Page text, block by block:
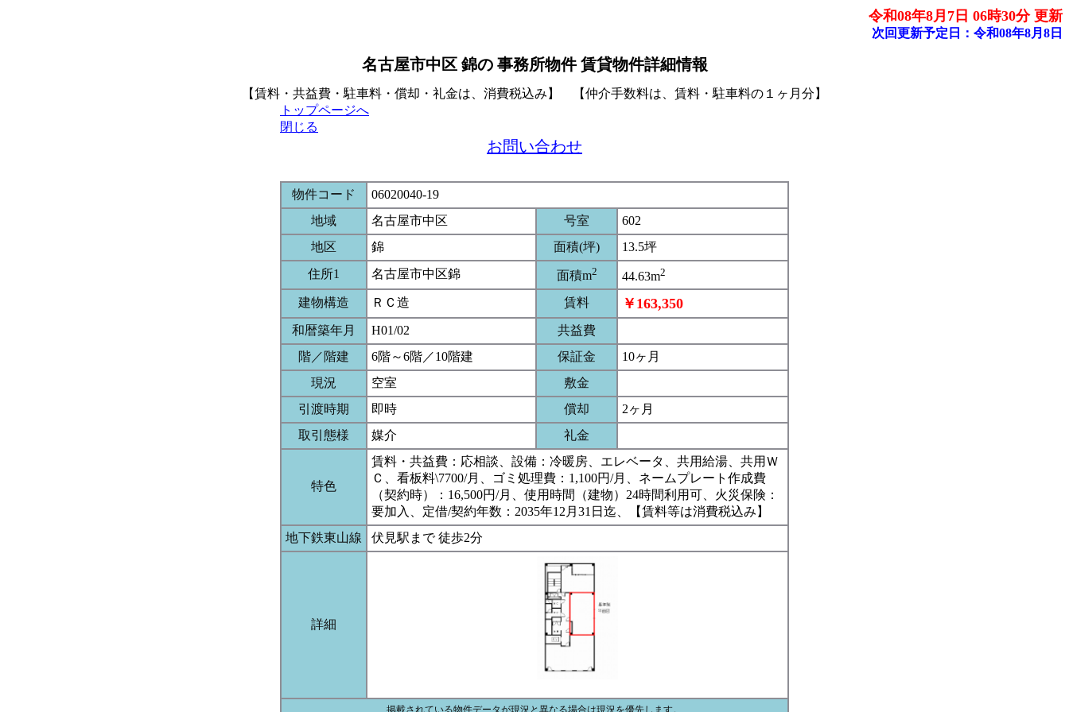
令和08年8月7日 06時30分 更新
次回更新予定日：令和08年8月8日
名古屋市中区 錦の 事務所物件 賃貸物件詳細情報
【賃料・共益費・駐車料・償却・礼金は、消費税込み】 【仲介手数料は、賃料・駐車料の１ヶ月分】
トップページへ
閉じる
お問い合わせ
物件コード
06020040-19
地域
名古屋市中区 号室
602
地区
錦 面積(坪)
13.5坪
住所1
名古屋市中区錦 面積m2 44.63m2
建物構造 ＲＣ造 賃料 ￥163,350
和暦築年月 H01/02
共益費
階／階建
6階～6階／10階建 保証金
10ヶ月
現況
空室
敷金
引渡時期
即時 償却
2ヶ月
取引態様
媒介 礼金
特色
賃料・共益費：応相談、設備：冷暖房、エレベータ、共用給湯、共用Ｗ
Ｃ、看板料\7700/月、ゴミ処理費：1,100円/月、ネームプレート作成費
（契約時）：16,500円/月、使用時間（建物）24時間利用可、火災保険：
要加入、定借/契約年数：2035年12月31日迄、【賃料等は消費税込み】
地下鉄東山線
伏見駅まで 徒歩2分
詳細